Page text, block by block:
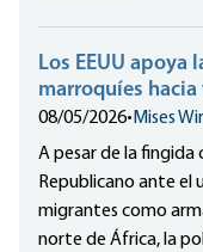
Los EEUU apoya
marroquíes
08/05/2026• Mises
A pesar de la
Republicano ante el
migrantes como
norte de África, la